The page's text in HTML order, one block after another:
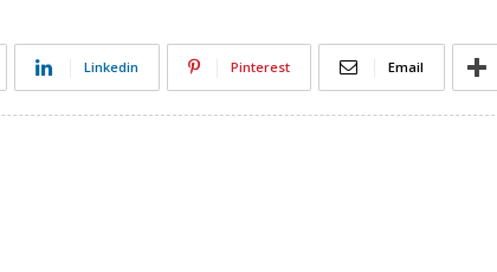
Linkedin Pinterest Email